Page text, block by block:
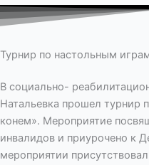
Турнир по настольным
В социально-
Натальевка прошел турнир
конем». Мероприятие
инвалидов и приурочено к
мероприятии